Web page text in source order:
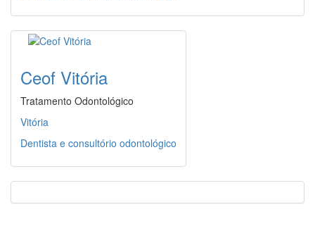
Ceof Vitória
Tratamento Odontológico
Vitória
Dentista e consultório odontológico